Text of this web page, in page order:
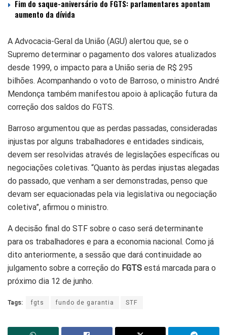
Fim do saque-aniversário do FGTS: parlamentares apontam
aumento da dívida
A Advocacia-Geral da União (AGU) alertou que, se o
Supremo determinar o pagamento dos valores atualizados
desde 1999, o impacto para a União seria de R$ 295
bilhões. Acompanhando o voto de Barroso, o ministro André
Mendonça também manifestou apoio à aplicação futura da
correção dos saldos do FGTS.
Barroso argumentou que as perdas passadas, consideradas
injustas por alguns trabalhadores e entidades sindicais,
devem ser resolvidas através de legislações específicas ou
negociações coletivas. “Quanto às perdas injustas alegadas
do passado, que venham a ser demonstradas, penso que
devam ser equacionadas pela via legislativa ou negociação
coletiva”, afirmou o ministro.
A decisão final do STF sobre o caso será determinante
para os trabalhadores e para a economia nacional. Como já
dito anteriormente, a sessão que dará continuidade ao
julgamento sobre a correção do FGTS está marcada para o
próximo dia 12 de junho.
Tags: fgts fundo de garantia STF